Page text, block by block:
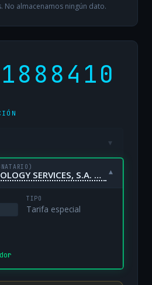
No almacenamos ningún dato.
▾
COLT TECHNOLOGY SERVICES, S.A. UNIPERSONAL ▾
TIPO
Tarifa especial